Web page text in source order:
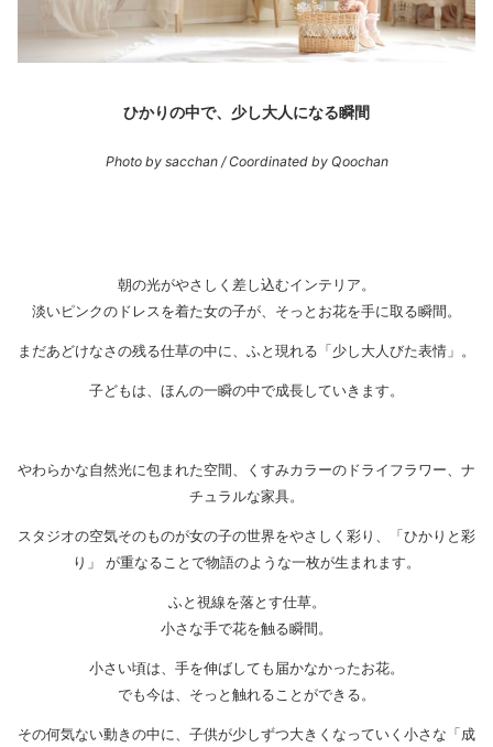
ひかりの中で、少し大人になる瞬間
Photo by sacchan / Coordinated by Qoochan
朝の光がやさしく差し込むインテリア。
淡いピンクのドレスを着た女の子が、そっとお花を手に取る瞬間。
まだあどけなさの残る仕草の中に、ふと現れる「少し大人びた表情」。
子どもは、ほんの一瞬の中で成長していきます。
やわらかな自然光に包まれた空間、くすみカラーのドライフラワー、ナ
チュラルな家具。
スタジオの空気そのものが女の子の世界をやさしく彩り、「ひかりと彩
り」 が重なることで物語のような一枚が生まれます。
ふと視線を落とす仕草。
小さな手で花を触る瞬間。
小さい頃は、手を伸ばしても届かなかったお花。
でも今は、そっと触れることができる。
その何気ない動きの中に、子供が少しずつ大きくなっていく小さな「成